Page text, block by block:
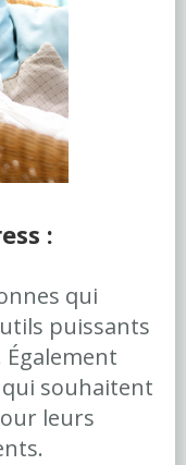
:
qui
puissants
souhaitent
leurs